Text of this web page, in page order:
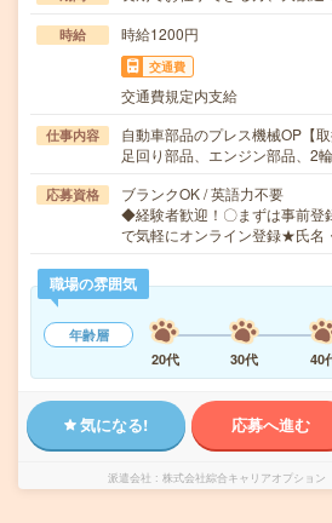
時給 時給1200円
交通費
交通費規定内支給
仕事内容
自動車部品のプレス機械OP【
足回り部品、エンジン部品、2
応募資格
ブランクOK / 英語力不要
◆経験者歓迎！〇まずは事前登
で気軽にオンライン登録★氏名
職場の雰囲気
年齢層
20代
30代 40
気になる! 応募へ進む
派遣会社 株式会社綜合キャリアオプション